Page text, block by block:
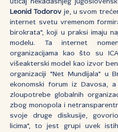
uticaj nekadašnjeg
Leonid Todorov je, u svom
internet svetu vremenom
birokrata", koji u praksi imaju
modelu. Ta internet
organizacijama kao što su
višeakterski model kao izvor
organizaciji "Net Mundijala" u
ekonomski forum iz Davosa,
zloupotrebe globalnih
zbog monopola i
svoje druge diskusije,
licima", to jest grupi uvek